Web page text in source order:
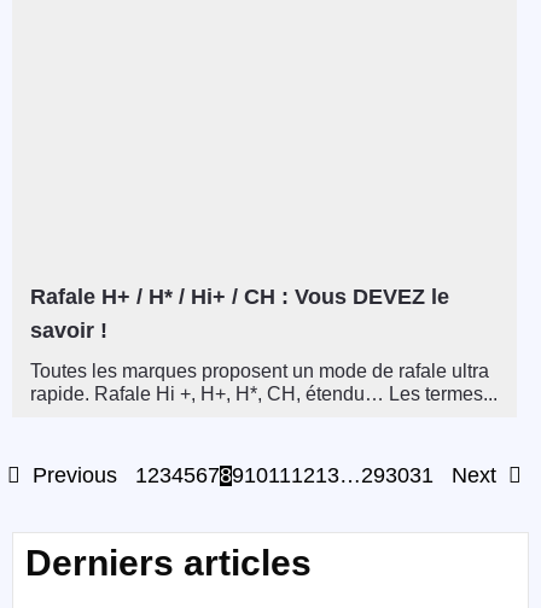
Rafale H+ / H* / Hi+ / CH : Vous DEVEZ le
savoir !
Toutes les marques proposent un mode de rafale ultra
rapide. Rafale Hi +, H+, H*, CH, étendu… Les termes...
Previous 12345678910111213…293031 Next
Derniers articles